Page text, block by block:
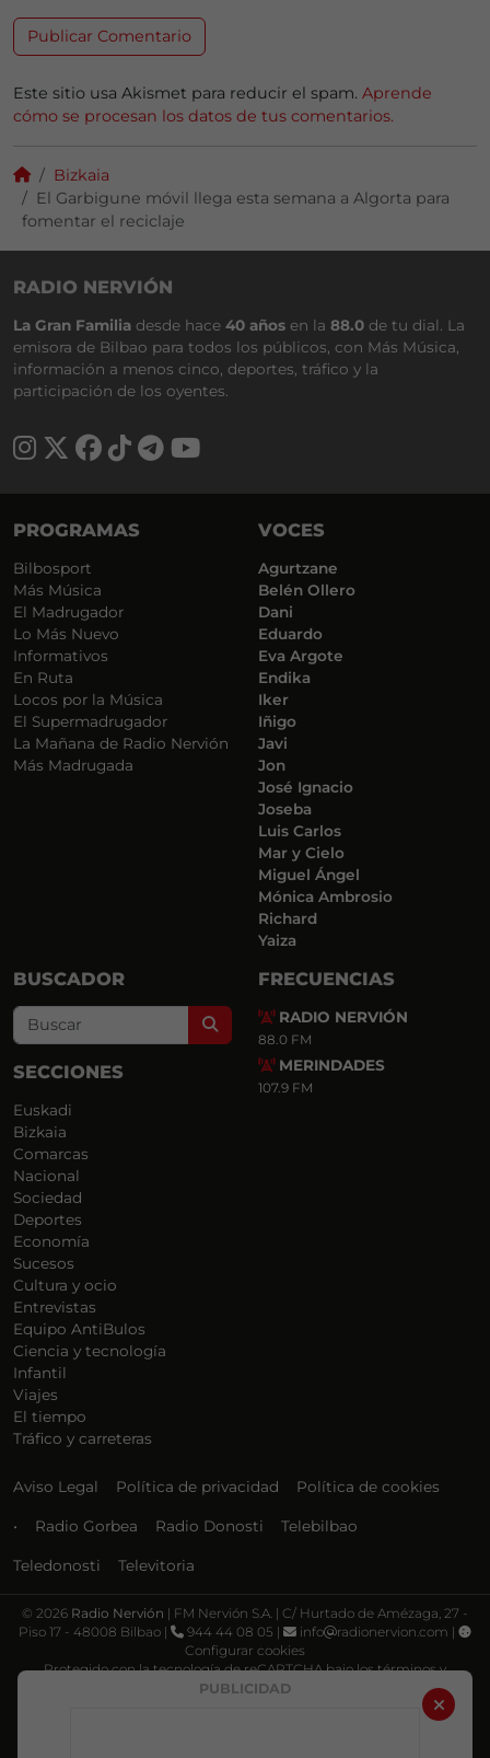
PUBLICIDAD
Este sitio usa Akismet para reducir el spam. Aprende
cómo se procesan los datos de tus comentarios.
Bizkaia
El Garbigune móvil llega esta semana a Algorta para
fomentar el reciclaje
RADIO NERVIÓN
La Gran Familia desde hace 40 años en la 88.0 de tu dial. La
emisora de Bilbao para todos los públicos, con Más Música,
información a menos cinco, deportes, tráfico y la
participación de los oyentes.
PROGRAMAS
Bilbosport
Más Música
El Madrugador
Lo Más Nuevo
Informativos
En Ruta
Locos por la Música
El Supermadrugador
La Mañana de Radio Nervión
Más Madrugada
VOCES
Agurtzane
Belén Ollero
Dani
Eduardo
Eva Argote
Endika
Iker
Iñigo
Javi
Jon
José Ignacio
Joseba
Luis Carlos
Mar y Cielo
Miguel Ángel
Mónica Ambrosio
Richard
Yaiza
BUSCADOR
Search
SECCIONES
Euskadi
Bizkaia
Comarcas
Nacional
Sociedad
Deportes
Economía
Sucesos
Cultura y ocio
Entrevistas
Equipo AntiBulos
Ciencia y tecnología
Infantil
Viajes
El tiempo
Tráfico y carreteras
FRECUENCIAS
RADIO NERVIÓN
88.0 FM
MERINDADES
107.9 FM
Aviso Legal Política de privacidad Política de cookies
• Radio Gorbea Radio Donosti Telebilbao
Teledonosti Televitoria
© 2026 Radio Nervión | FM Nervión S.A. | C/ Hurtado de Amézaga, 27 -
Piso 17 - 48008 Bilbao |
944 44 08 05 | info
radionervion.com |
Configurar cookies
Protegido con la tecnología de reCAPTCHA bajo los términos y
Política de privacidad Términos de servicio